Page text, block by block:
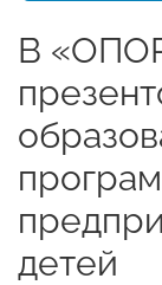
В
детей